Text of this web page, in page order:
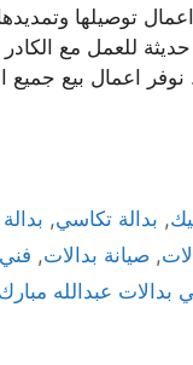
توصيلها
حديثة للعمل مع الكادر
اعمال بيع جميع
, بدالة تكاسي,
, صيانة بدالات,
بدالات عبدالله مبارك